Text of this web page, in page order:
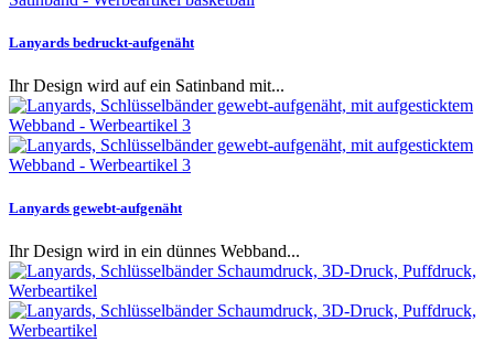
Lanyards bedruckt-aufgenäht
Ihr Design wird auf ein Satinband mit...
Lanyards gewebt-aufgenäht
Ihr Design wird in ein dünnes Webband...